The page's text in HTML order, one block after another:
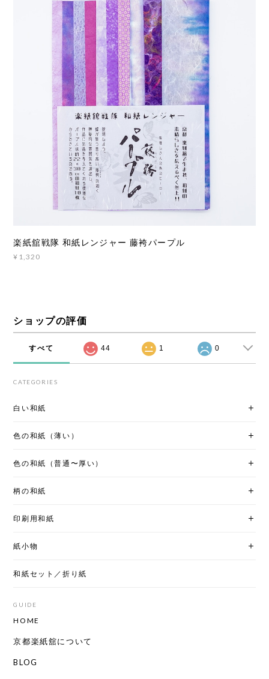
楽紙舘戦隊 和紙レンジャー 藤袴パープル
¥1,320
ショップの評価
すべて 44 1 0
CATEGORIES
白い和紙
色の和紙（薄い）
色の和紙（普通〜厚い）
柄の和紙
印刷用和紙
紙小物
和紙セット／折り紙
GUIDE
HOME
京都楽紙舘について
BLOG